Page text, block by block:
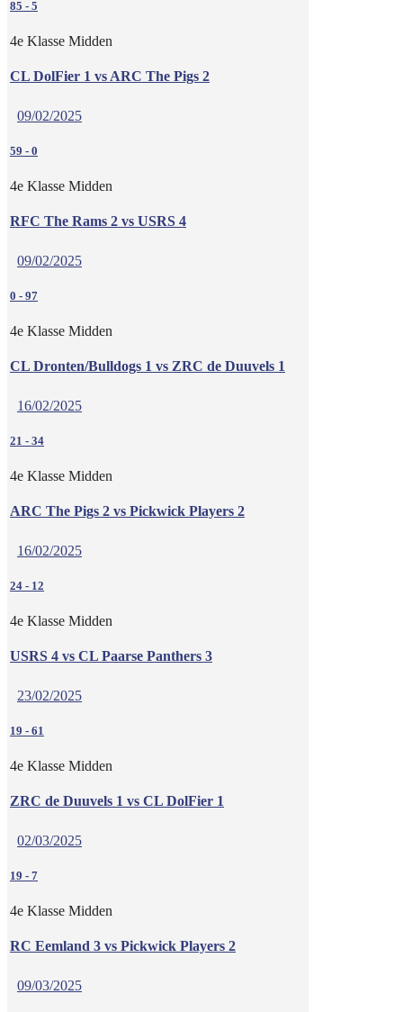
85 - 5
4e Klasse Midden
CL DolFier 1 vs ARC The Pigs 2
09/02/2025
59 - 0
4e Klasse Midden
RFC The Rams 2 vs USRS 4
09/02/2025
0 - 97
4e Klasse Midden
CL Dronten/Bulldogs 1 vs ZRC de Duuvels 1
16/02/2025
21 - 34
4e Klasse Midden
ARC The Pigs 2 vs Pickwick Players 2
16/02/2025
24 - 12
4e Klasse Midden
USRS 4 vs CL Paarse Panthers 3
23/02/2025
19 - 61
4e Klasse Midden
ZRC de Duuvels 1 vs CL DolFier 1
02/03/2025
19 - 7
4e Klasse Midden
RC Eemland 3 vs Pickwick Players 2
09/03/2025